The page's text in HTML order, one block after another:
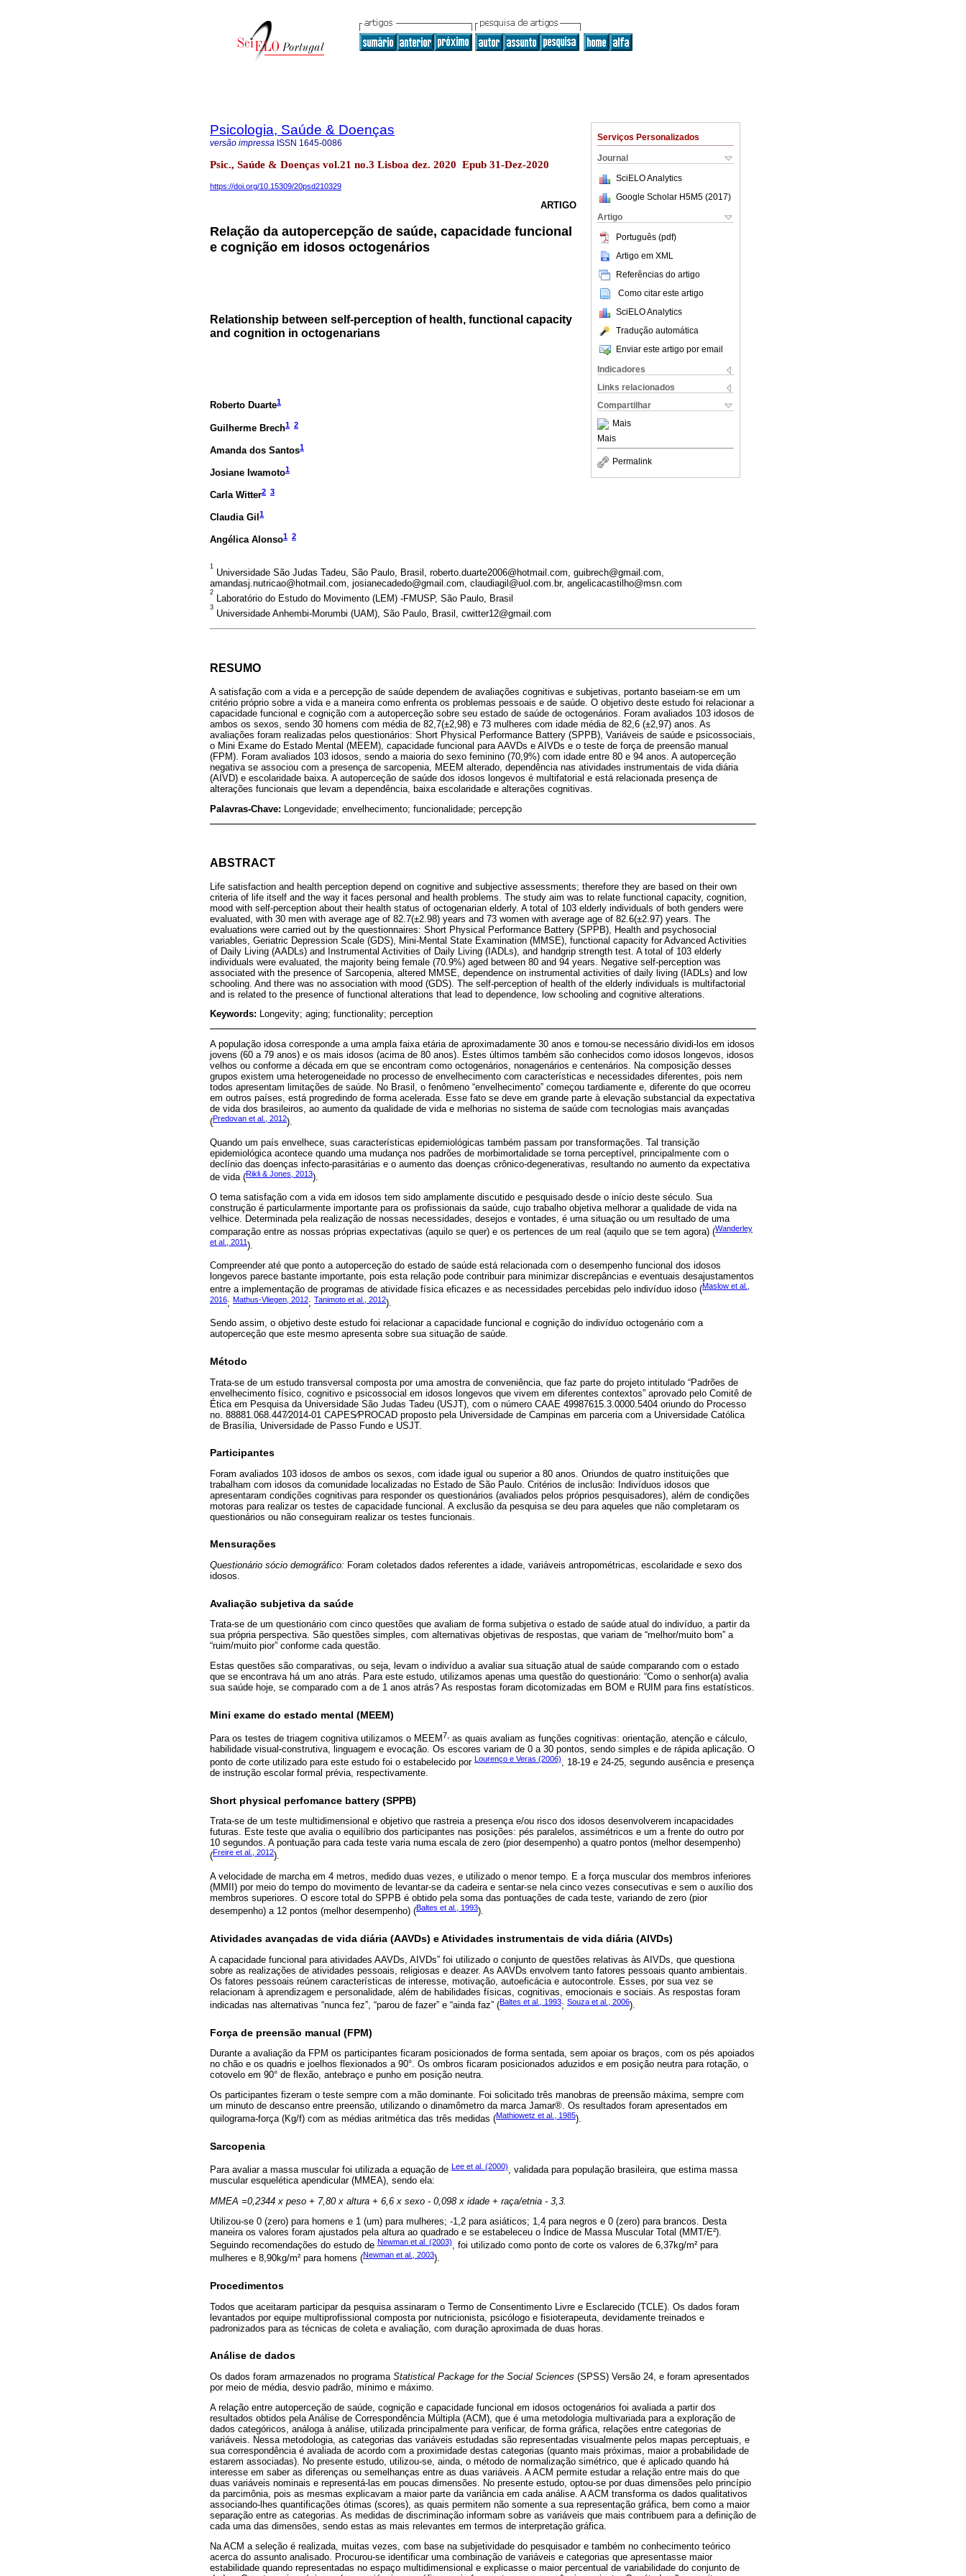
Serviços Personalizados
Journal
SciELO Analytics
Google Scholar H5M5 (2017)
Artigo
Português (pdf)
Artigo em XML
Referências do artigo
Como citar este artigo
SciELO Analytics
Tradução automática
Enviar este artigo por email
Indicadores
Links relacionados
Compartilhar
Mais
Mais
Permalink
Psicologia, Saúde & Doenças
versão impressa ISSN 1645-0086
Psic., Saúde & Doenças vol.21 no.3 Lisboa dez. 2020 Epub 31-Dez-2020
https://doi.org/10.15309/20psd210329
ARTIGO
Relação da autopercepção de saúde, capacidade funcional
e cognição em idosos octogenários
Relationship between self-perception of health, functional capacity
and cognition in octogenarians
Roberto Duarte1
Guilherme Brech1 2
Amanda dos Santos1
Josiane Iwamoto1
Carla Witter2 3
Claudia Gil 1
Angélica Alonso1 2
1
Universidade São Judas Tadeu, São Paulo, Brasil, roberto.duarte2006@hotmail.com, guibrech@gmail.com,
amandasj.nutricao@hotmail.com, josianecadedo@gmail.com, claudiagil@uol.com.br, angelicacastilho@msn.com
2
Laboratório do Estudo do Movimento (LEM) -FMUSP, São Paulo, Brasil
3
Universidade Anhembi-Morumbi (UAM), São Paulo, Brasil, cwitter12@gmail.com
RESUMO
A satisfação com a vida e a percepção de saúde dependem de avaliações cognitivas e subjetivas, portanto baseiam-se em um
critério próprio sobre a vida e a maneira como enfrenta os problemas pessoais e de saúde. O objetivo deste estudo foi relacionar a
capacidade funcional e cognição com a autoperceção sobre seu estado de saúde de octogenários. Foram avaliados 103 idosos de
ambos os sexos, sendo 30 homens com média de 82,7(±2,98) e 73 mulheres com idade média de 82,6 (±2,97) anos. As
avaliações foram realizadas pelos questionários: Short Physical Performance Battery (SPPB), Variáveis de saúde e psicossociais,
o Mini Exame do Estado Mental (MEEM), capacidade funcional para AAVDs e AIVDs e o teste de força de preensão manual
(FPM). Foram avaliados 103 idosos, sendo a maioria do sexo feminino (70,9%) com idade entre 80 e 94 anos. A autoperceção
negativa se associou com a presença de sarcopenia, MEEM alterado, dependência nas atividades instrumentais de vida diária
(AIVD) e escolaridade baixa. A autoperceção de saúde dos idosos longevos é multifatorial e está relacionada presença de
alterações funcionais que levam a dependência, baixa escolaridade e alterações cognitivas.
Palavras-Chave:
Longevidade; envelhecimento; funcionalidade; percepção
ABSTRACT
Life satisfaction and health perception depend on cognitive and subjective assessments; therefore they are based on their own
criteria of life itself and the way it faces personal and health problems. The study aim was to relate functional capacity, cognition,
mood with self-perception about their health status of octogenarian elderly. A total of 103 elderly individuals of both genders were
evaluated, with 30 men with average age of 82.7(±2.98) years and 73 women with average age of 82.6(±2.97) years. The
evaluations were carried out by the questionnaires: Short Physical Performance Battery (SPPB), Health and psychosocial
variables, Geriatric Depression Scale (GDS), Mini-Mental State Examination (MMSE), functional capacity for Advanced Activities
of Daily Living (AADLs) and Instrumental Activities of Daily Living (IADLs), and handgrip strength test. A total of 103 elderly
individuals were evaluated, the majority being female (70.9%) aged between 80 and 94 years. Negative self-perception was
associated with the presence of Sarcopenia, altered MMSE, dependence on instrumental activities of daily living (IADLs) and low
schooling. And there was no association with mood (GDS). The self-perception of health of the elderly individuals is multifactorial
and is related to the presence of functional alterations that lead to dependence, low schooling and cognitive alterations.
Keywords: Longevity; aging; functionality; perception
A população idosa corresponde a uma ampla faixa etária de aproximadamente 30 anos e tornou-se necessário dividi-los em idosos
jovens (60 a 79 anos) e os mais idosos (acima de 80 anos). Estes últimos também são conhecidos como idosos longevos, idosos
velhos ou conforme a década em que se encontram como octogenários, nonagenários e centenários. Na composição desses
grupos existem uma heterogeneidade no processo de envelhecimento com características e necessidades diferentes, pois nem
todos apresentam limitações de saúde. No Brasil, o fenômeno “envelhecimento” começou tardiamente e, diferente do que ocorreu
em outros países, está progredindo de forma acelerada. Esse fato se deve em grande parte à elevação substancial da expectativa
de vida dos brasileiros, ao aumento da qualidade de vida e melhorias no sistema de saúde com tecnologias mais avançadas
(Predovan et al., 2012).
Quando um país envelhece, suas características epidemiológicas também passam por transformações. Tal transição
epidemiológica acontece quando uma mudança nos padrões de morbimortalidade se torna perceptível, principalmente com o
declínio das doenças infecto-parasitárias e o aumento das doenças crônico-degenerativas, resultando no aumento da expectativa
de vida (Rikli & Jones, 2013).
O tema satisfação com a vida em idosos tem sido amplamente discutido e pesquisado desde o início deste século. Sua
construção é particularmente importante para os profissionais da saúde, cujo trabalho objetiva melhorar a qualidade de vida na
velhice. Determinada pela realização de nossas necessidades, desejos e vontades, é uma situação ou um resultado de uma
comparação entre as nossas próprias expectativas (aquilo se quer) e os pertences de um real (aquilo que se tem agora) (Wanderley
et al., 2011).
Compreender até que ponto a autoperceção do estado de saúde está relacionada com o desempenho funcional dos idosos
longevos parece bastante importante, pois esta relação pode contribuir para minimizar discrepâncias e eventuais desajustamentos
entre a implementação de programas de atividade física eficazes e as necessidades percebidas pelo indivíduo idoso (Maslow et al.,
2016; Mathus-Vliegen, 2012; Tanimoto et al., 2012).
Sendo assim, o objetivo deste estudo foi relacionar a capacidade funcional e cognição do indivíduo octogenário com a
autoperceção que este mesmo apresenta sobre sua situação de saúde.
Método
Trata-se de um estudo transversal composta por uma amostra de conveniência, que faz parte do projeto intitulado “Padrões de
envelhecimento físico, cognitivo e psicossocial em idosos longevos que vivem em diferentes contextos” aprovado pelo Comitê de
Ética em Pesquisa da Universidade São Judas Tadeu (USJT), com o número CAAE 49987615.3.0000.5404 oriundo do Processo
no. 88881.068.447∕2014-01 CAPES∕PROCAD proposto pela Universidade de Campinas em parceria com a Universidade Católica
de Brasília, Universidade de Passo Fundo e USJT.
Participantes
Foram avaliados 103 idosos de ambos os sexos, com idade igual ou superior a 80 anos. Oriundos de quatro instituições que
trabalham com idosos da comunidade localizadas no Estado de São Paulo. Critérios de inclusão: Indivíduos idosos que
apresentaram condições cognitivas para responder os questionários (avaliados pelos próprios pesquisadores), além de condições
motoras para realizar os testes de capacidade funcional. A exclusão da pesquisa se deu para aqueles que não completaram os
questionários ou não conseguiram realizar os testes funcionais.
Mensurações
Questionário sócio demográfico: Foram coletados dados referentes a idade, variáveis antropométricas, escolaridade e sexo dos
idosos.
Avaliação subjetiva da saúde
Trata-se de um questionário com cinco questões que avaliam de forma subjetiva o estado de saúde atual do indivíduo, a partir da
sua própria perspectiva. São questões simples, com alternativas objetivas de respostas, que variam de “melhor/muito bom” a
“ruim/muito pior” conforme cada questão.
Estas questões são comparativas, ou seja, levam o indivíduo a avaliar sua situação atual de saúde comparando com o estado
que se encontrava há um ano atrás. Para este estudo, utilizamos apenas uma questão do questionário: “Como o senhor(a) avalia
sua saúde hoje, se comparado com a de 1 anos atrás? As respostas foram dicotomizadas em BOM e RUIM para fins estatísticos.
Mini exame do estado mental (MEEM)
Para os testes de triagem cognitiva utilizamos o MEEM7, as quais avaliam as funções cognitivas: orientação, atenção e cálculo,
habilidade visual-construtiva, linguagem e evocação. Os escores variam de 0 a 30 pontos, sendo simples e de rápida aplicação. O
ponto de corte utilizado para este estudo foi o estabelecido por Lourenço e Veras (2006), 18-19 e 24-25, segundo ausência e presença
de instrução escolar formal prévia, respectivamente.
Short physical perfomance battery (SPPB)
Trata-se de um teste multidimensional e objetivo que rastreia a presença e/ou risco dos idosos desenvolverem incapacidades
futuras. Este teste que avalia o equilíbrio dos participantes nas posições: pés paralelos, assimétricos e um a frente do outro por
10 segundos. A pontuação para cada teste varia numa escala de zero (pior desempenho) a quatro pontos (melhor desempenho)
(Freire et al., 2012).
A velocidade de marcha em 4 metros, medido duas vezes, e utilizado o menor tempo. E a força muscular dos membros inferiores
(MMII) por meio do tempo do movimento de levantar-se da cadeira e sentar-se nela cinco vezes consecutivas e sem o auxílio dos
membros superiores. O escore total do SPPB é obtido pela soma das pontuações de cada teste, variando de zero (pior
desempenho) a 12 pontos (melhor desempenho) (Baltes et al., 1993).
Atividades avançadas de vida diária (AAVDs) e Atividades instrumentais de vida diária (AIVDs)
A capacidade funcional para atividades AAVDs, AIVDs” foi utilizado o conjunto de questões relativas às AIVDs, que questiona
sobre as realizações de atividades pessoais, religiosas e deazer. As AAVDs envolvem tanto fatores pessoais quanto ambientais.
Os fatores pessoais reúnem características de interesse, motivação, autoeficácia e autocontrole. Esses, por sua vez se
relacionam à aprendizagem e personalidade, além de habilidades físicas, cognitivas, emocionais e sociais. As respostas foram
indicadas nas alternativas “nunca fez”, “parou de fazer” e “ainda faz” (Baltes et al., 1993; Souza et al., 2006).
Força de preensão manual (FPM)
Durante a avaliação da FPM os participantes ficaram posicionados de forma sentada, sem apoiar os braços, com os pés apoiados
no chão e os quadris e joelhos flexionados a 90°. Os ombros ficaram posicionados aduzidos e em posição neutra para rotação, o
cotovelo em 90° de flexão, antebraço e punho em posição neutra.
Os participantes fizeram o teste sempre com a mão dominante. Foi solicitado três manobras de preensão máxima, sempre com
um minuto de descanso entre preensão, utilizando o dinamômetro da marca Jamar®. Os resultados foram apresentados em
quilograma-força (Kg/f) com as médias aritmética das três medidas (Mathiowetz et al., 1985).
Sarcopenia
Para avaliar a massa muscular foi utilizada a equação de Lee et al. (2000), validada para população brasileira, que estima massa
muscular esquelética apendicular (MMEA), sendo ela:
MMEA =0,2344 x peso + 7,80 x altura + 6,6 x sexo - 0,098 x idade + raça/etnia - 3,3.
Utilizou-se 0 (zero) para homens e 1 (um) para mulheres; -1,2 para asiáticos; 1,4 para negros e 0 (zero) para brancos. Desta
maneira os valores foram ajustados pela altura ao quadrado e se estabeleceu o Índice de Massa Muscular Total (MMT/E²).
Seguindo recomendações do estudo de Newman et al. (2003), foi utilizado como ponto de corte os valores de 6,37kg/m² para
mulheres e 8,90kg/m² para homens (Newman et al., 2003).
Procedimentos
Todos que aceitaram participar da pesquisa assinaram o Termo de Consentimento Livre e Esclarecido (TCLE). Os dados foram
levantados por equipe multiprofissional composta por nutricionista, psicólogo e fisioterapeuta, devidamente treinados e
padronizados para as técnicas de coleta e avaliação, com duração aproximada de duas horas.
Análise de dados
Os dados foram armazenados no programa Statistical Package for the Social Sciences (SPSS) Versão 24, e foram apresentados
por meio de média, desvio padrão, mínimo e máximo.
A relação entre autoperceção de saúde, cognição e capacidade funcional em idosos octogenários foi avaliada a partir dos
resultados obtidos pela Análise de Correspondência Múltipla (ACM), que é uma metodologia multivariada para a exploração de
dados categóricos, análoga à análise, utilizada principalmente para verificar, de forma gráfica, relações entre categorias de
variáveis. Nessa metodologia, as categorias das variáveis estudadas são representadas visualmente pelos mapas perceptuais, e
sua correspondência é avaliada de acordo com a proximidade destas categorias (quanto mais próximas, maior a probabilidade de
estarem associadas). No presente estudo, utilizou-se, ainda, o método de normalização simétrico, que é aplicado quando há
interesse em saber as diferenças ou semelhanças entre as duas variáveis. A ACM permite estudar a relação entre mais do que
duas variáveis nominais e representá-las em poucas dimensões. No presente estudo, optou-se por duas dimensões pelo princípio
da parcimônia, pois as mesmas explicavam a maior parte da variância em cada análise. A ACM transforma os dados qualitativos
associando-lhes quantificações ótimas (scores), as quais permitem não somente a sua representação gráfica, bem como a maior
separação entre as categorias. As medidas de discriminação informam sobre as variáveis que mais contribuem para a definição de
cada uma das dimensões, sendo estas as mais relevantes em termos de interpretação gráfica.
Na ACM a seleção é realizada, muitas vezes, com base na subjetividade do pesquisador e também no conhecimento teórico
acerca do assunto analisado. Procurou-se identificar uma combinação de variáveis e categorias que apresentasse maior
estabilidade quando representadas no espaço multidimensional e explicasse o maior percentual de variabilidade do conjunto de